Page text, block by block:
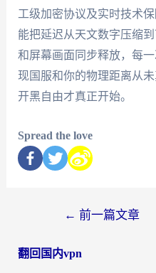
工级加密协议及实时技术
能把延迟从天文数字压缩
和屏幕画面同步释放，每
现国服和你的物理距离从
开黑自由才真正开始。
Spread the love
← 前一篇文章
翻回国内vpn